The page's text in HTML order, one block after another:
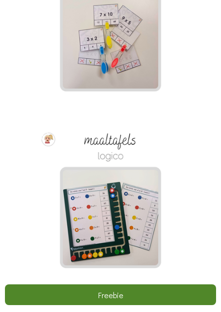
Freebie